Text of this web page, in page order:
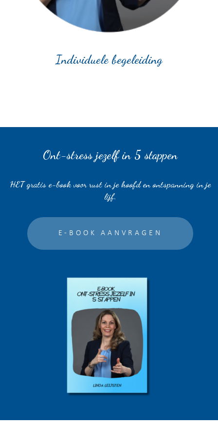
Individuele begeleiding
Ont-stress jezelf in 5 stappen
HET gratis e-book voor rust in je hoofd en ontspanning in je
lijf.
E-BOOK AANVRAGEN